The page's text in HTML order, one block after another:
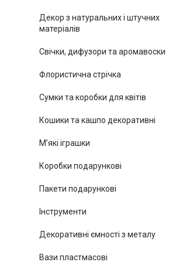
Декор з натуральних і штучних
матеріалів
Свічки, дифузори та аромавоски
Флористична стрічка
Сумки та коробки для квітів
Кошики та кашпо декоративні
М’які іграшки
Коробки подарункові
Пакети подарункові
Інструменти
Декоративні ємності з металу
Вази пластмасові